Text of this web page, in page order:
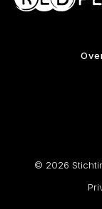
© 2026